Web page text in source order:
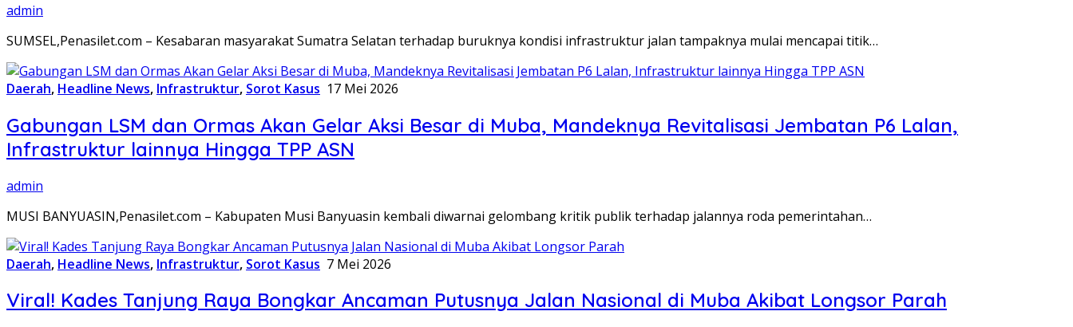
admin
SUMSEL,Penasilet.com – Kesabaran masyarakat Sumatra Selatan terhadap buruknya kondisi infrastruktur jalan tampaknya mulai mencapai titik…
Daerah, Headline News, Infrastruktur, Sorot Kasus 17 Mei 2026
Gabungan LSM dan Ormas Akan Gelar Aksi Besar di Muba, Mandeknya Revitalisasi Jembatan P6 Lalan,
Infrastruktur lainnya Hingga TPP ASN
admin
MUSI BANYUASIN,Penasilet.com – Kabupaten Musi Banyuasin kembali diwarnai gelombang kritik publik terhadap jalannya roda pemerintahan…
Daerah, Headline News, Infrastruktur, Sorot Kasus 7 Mei 2026
Viral! Kades Tanjung Raya Bongkar Ancaman Putusnya Jalan Nasional di Muba Akibat Longsor Parah